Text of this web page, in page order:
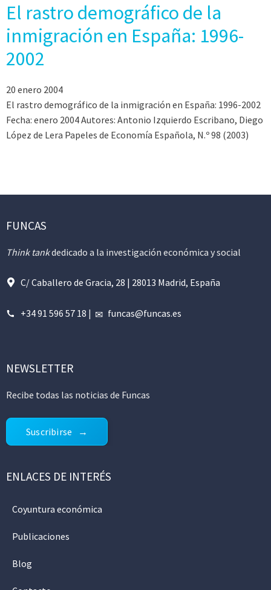
El rastro demográfico de la
inmigración en España: 1996-
2002
20 enero 2004
El rastro demográfico de la inmigración en España: 1996-2002
Fecha: enero 2004 Autores: Antonio Izquierdo Escribano, Diego
López de Lera Papeles de Economía Española, N.º 98 (2003)
FUNCAS
Think tankdedicado a la investigación económica y social
C/ Caballero de Gracia, 28 | 28013 Madrid, España
+34 91 596 57 18 | funcas@funcas.es
NEWSLETTER
Recibe todas las noticias de Funcas
Suscribirse
ENLACES DE INTERÉS
Coyuntura económica
Publicaciones
Blog